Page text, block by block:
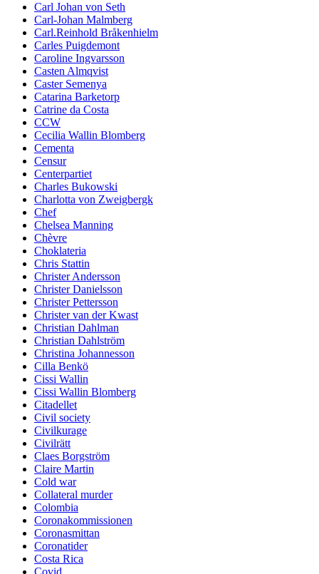
Carl Johan von Seth
Carl-Johan Malmberg
Carl.Reinhold Bråkenhielm
Carles Puigdemont
Caroline Ingvarsson
Casten Almqvist
Caster Semenya
Catarina Barketorp
Catrine da Costa
CCW
Cecilia Wallin Blomberg
Cementa
Censur
Centerpartiet
Charles Bukowski
Charlotta von Zweigbergk
Chef
Chelsea Manning
Chèvre
Choklateria
Chris Stattin
Christer Andersson
Christer Danielsson
Christer Pettersson
Christer van der Kwast
Christian Dahlman
Christian Dahlström
Christina Johannesson
Cilla Benkö
Cissi Wallin
Cissi Wallin Blomberg
Citadellet
Civil society
Civilkurage
Civilrätt
Claes Borgström
Claire Martin
Cold war
Collateral murder
Colombia
Coronakommissionen
Coronasmittan
Coronatider
Costa Rica
Covid